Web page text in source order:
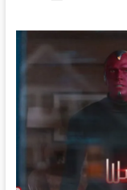
con
Juicio
de
Magneto